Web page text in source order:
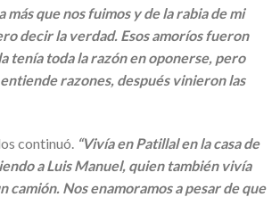
más que nos fuimos y de la rabia de mi
decir la verdad. Esos amoríos fueron
tenía toda la razón en oponerse, pero
razones, después vinieron las
continuó. “Vivía en Patillal en la casa de
a Luis Manuel, quien también vivía
camión. Nos enamoramos a pesar de que